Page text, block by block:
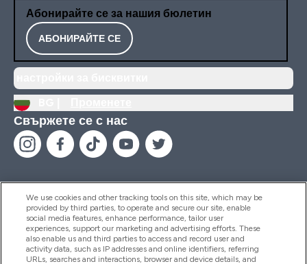
Абонирайте се за нашия бюлетин
АБОНИРАЙТЕ СЕ
Свържете се с нас
Помощ И Информация
Продукти
We use cookies and other tracking tools on this site, which may be
provided by third parties, to operate and secure our site, enable
social media features, enhance performance, tailor user
experiences, support our marketing and advertising efforts. These
also enable us and third parties to access and record user and
activity data, such as IP addresses and online identifiers, referring
URLs, searches and interactions, browser and device details, and